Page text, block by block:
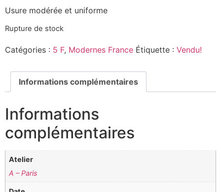
Usure modérée et uniforme
Rupture de stock
Catégories : 5 F, Modernes France Étiquette : Vendu!
Informations complémentaires
Informations
complémentaires
Atelier
A – Paris